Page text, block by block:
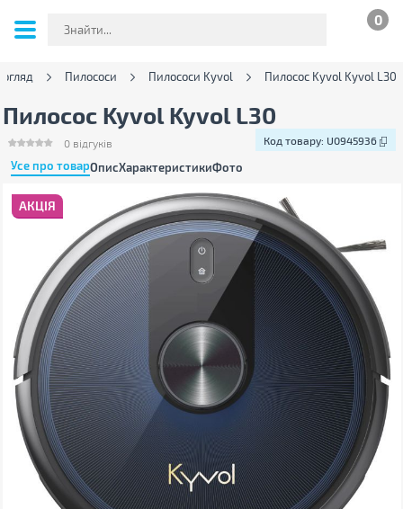
0
Пилососи Пилососи Kyvol Пилосос Kyvol Kyvol L30
Пилосос Kyvol Kyvol L30
Усе про товарОписХарактеристикиФото
0відгуків Код товару: U0945936
АКЦІЯ